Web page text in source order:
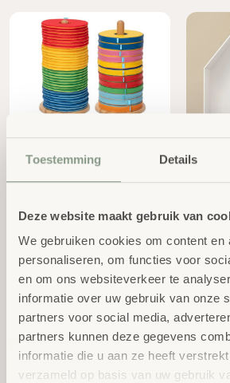
Toestemming Details
Deze website maakt gebruik van
We gebruiken cookies om content en
personaliseren, om functies voor
en om ons websiteverkeer te
informatie over uw gebruik van onze
partners voor social media,
partners kunnen deze gegevens
informatie die u aan ze heeft
verzameld op basis van uw gebruik
Vanaf:
BTW
Opvouwbare Gymmat
3-dlg
By
Fold